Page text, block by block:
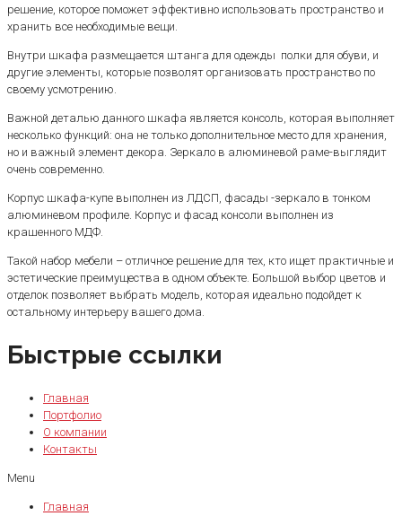
решение, которое поможет эффективно использовать пространство и
хранить все необходимые вещи.
Внутри шкафа размещается штанга для одежды полки для обуви, и
другие элементы, которые позволят организовать пространство по
своему усмотрению.
Важной деталью данного шкафа является консоль, которая выполняет
несколько функций: она не только дополнительное место для хранения,
но и важный элемент декора. Зеркало в алюминевой раме-выглядит
очень современно.
Корпус шкафа-купе выполнен из ЛДСП, фасады -зеркало в тонком
алюминевом профиле. Корпус и фасад консоли выполнен из
крашенного МДФ.
Такой набор мебели – отличное решение для тех, кто ищет практичные и
эстетические преимущества в одном объекте. Большой выбор цветов и
отделок позволяет выбрать модель, которая идеально подойдет к
остальному интерьеру вашего дома.
Быстрые ссылки
Главная
Портфолио
О компании
Контакты
Menu
Главная